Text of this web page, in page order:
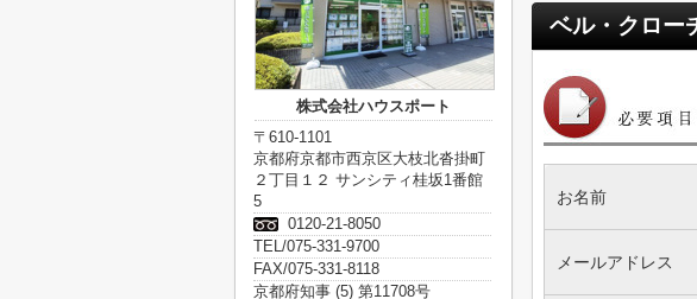
ベル・クロー
お名前
メールアドレス
株式会社ハウスポート
〒610-1101
京都府京都市西京区大枝北沓掛町
２丁目１２ サンシティ桂坂1番館
5
0120-21-8050
TEL/075-331-9700
FAX/075-331-8118
京都府知事 (5) 第11708号